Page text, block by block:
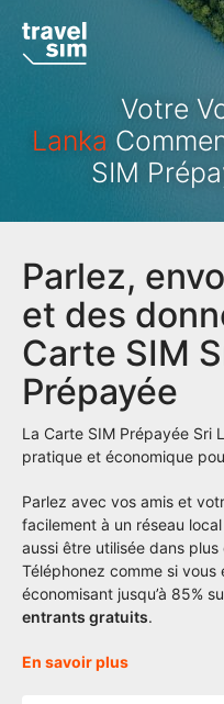
Votre
Lanka
SIM
Parlez,
et des
Carte SIM
Prépayée
La Carte SIM Prépayée Sri
pratique et économique
Parlez avec vos amis et
facilement à un réseau
aussi être utilisée dans plus
Téléphonez comme si
économisant jusqu’à 85%
entrants gratuits.
En savoir plus